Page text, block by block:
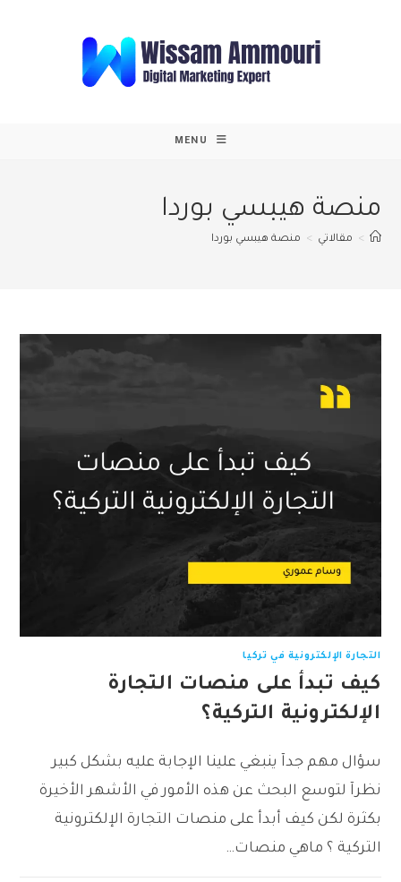
MENU
منصة هيبسي بوردا
> مقالاتي > منصة هيبسي بوردا
التجارة الإلكترونية في تركيا
كيف تبدأ على منصات التجارة
الإلكترونية التركية؟
سؤال مهم جدآ ينبغي علينا الإجابة عليه بشكل كبير
نظرآ لتوسع البحث عن هذه الأمور في الأشهر الأخيرة
بكثرة لكن كيف أبدأ على منصات التجارة الإلكترونية
التركية ؟ ماهي منصات…